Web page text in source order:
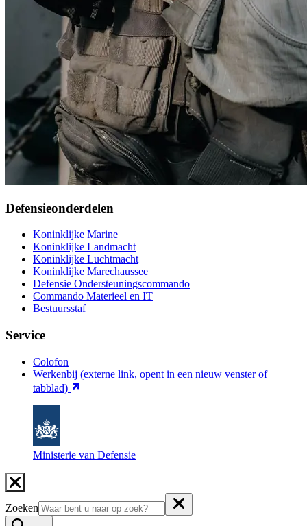
Defensieonderdelen
Koninklijke Marine
Koninklijke Landmacht
Koninklijke Luchtmacht
Koninklijke Marechaussee
Defensie Ondersteuningscommando
Commando Materieel en IT
Bestuursstaf
Service
Colofon
Werkenbij (externe link, opent in een nieuw venster of
tabblad)
Ministerie van Defensie
Zoeken